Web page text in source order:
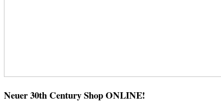
Neuer 30th Century Shop ONLINE!